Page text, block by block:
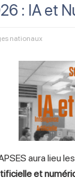
: IA et
nationaux
aura lieu les
et